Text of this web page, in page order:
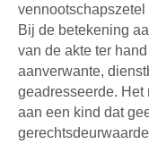
Bij de betekening
van de akte ter
aanverwante,
geadresseerde. Het
aan een kind dat